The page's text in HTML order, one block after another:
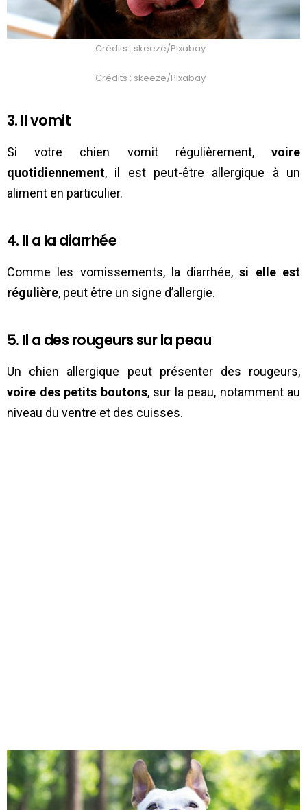
Crédits : skeeze/Pixabay
Crédits : skeeze/Pixabay
3. Il vomit
Si votre chien vomit régulièrement, voire
quotidiennement, il est peut-être allergique à un
aliment en particulier.
4. Il a la diarrhée
Comme les vomissements, la diarrhée,si elle est
régulière, peut être un signe d’allergie.
5. Il a des rougeurs sur la peau
Un chien allergique peut présenter des rougeurs,
voire des petits boutons, sur la peau, notamment au
niveau du ventre et des cuisses.